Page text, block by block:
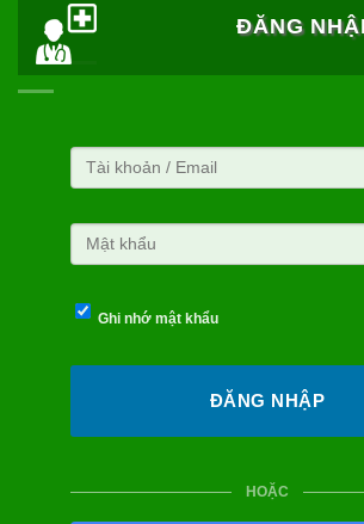
ĐĂNG
Ghi nhớ mật khẩu
HOẶC